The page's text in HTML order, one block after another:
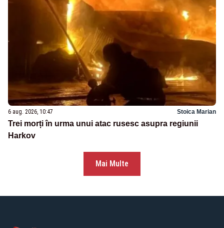
6 aug. 2026, 10:47 Stoica Marian
Trei morți în urma unui atac rusesc asupra regiunii
Harkov
Mai Multe